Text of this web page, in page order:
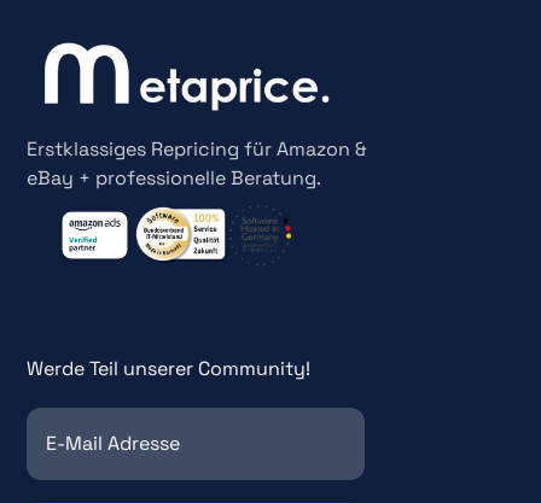
Erstklassiges Repricing für Amazon &
eBay + professionelle Beratung.
Werde Teil unserer Community!